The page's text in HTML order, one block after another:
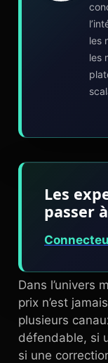
les
les
Les
passer
Dans l’univers
prix n’est
plusieurs
défendable, si
si une